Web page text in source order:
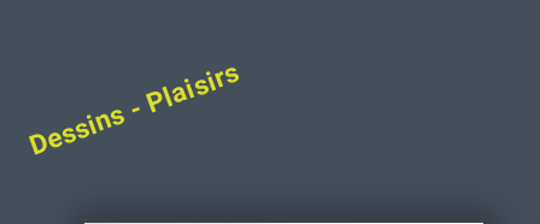
Dessins - Plaisirs